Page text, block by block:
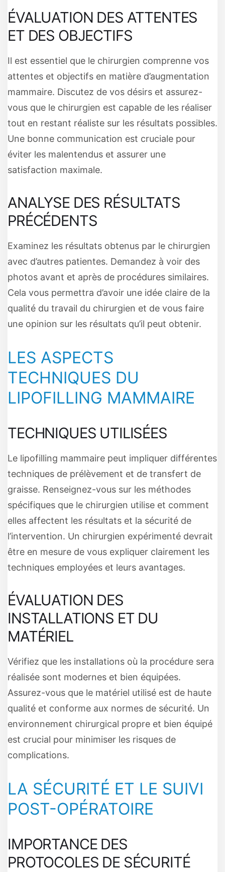
ÉVALUATION DES ATTENTES
ET DES OBJECTIFS
Il est essentiel que le chirurgien comprenne vos
attentes et objectifs en matière d’augmentation
mammaire. Discutez de vos désirs et assurez-
vous que le chirurgien est capable de les réaliser
tout en restant réaliste sur les résultats possibles.
Une bonne communication est cruciale pour
éviter les malentendus et assurer une
satisfaction maximale.
ANALYSE DES RÉSULTATS
PRÉCÉDENTS
Examinez les résultats obtenus par le chirurgien
avec d’autres patientes. Demandez à voir des
photos avant et après de procédures similaires.
Cela vous permettra d’avoir une idée claire de la
qualité du travail du chirurgien et de vous faire
une opinion sur les résultats qu’il peut obtenir.
LES ASPECTS
TECHNIQUES DU
LIPOFILLING MAMMAIRE
TECHNIQUES UTILISÉES
Le lipofilling mammaire peut impliquer différentes
techniques de prélèvement et de transfert de
graisse. Renseignez-vous sur les méthodes
spécifiques que le chirurgien utilise et comment
elles affectent les résultats et la sécurité de
l’intervention. Un chirurgien expérimenté devrait
être en mesure de vous expliquer clairement les
techniques employées et leurs avantages.
ÉVALUATION DES
INSTALLATIONS ET DU
MATÉRIEL
Vérifiez que les installations où la procédure sera
réalisée sont modernes et bien équipées.
Assurez-vous que le matériel utilisé est de haute
qualité et conforme aux normes de sécurité. Un
environnement chirurgical propre et bien équipé
est crucial pour minimiser les risques de
complications.
LA SÉCURITÉ ET LE SUIVI
POST-OPÉRATOIRE
IMPORTANCE DES
PROTOCOLES DE SÉCURITÉ